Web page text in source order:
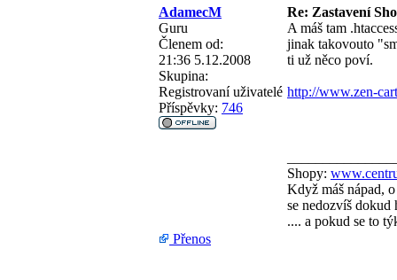
AdamecM
Re: Zastavení
Guru
Členem od:
21:36 5.12.2008
Skupina:
Registrovaní uživatelé
Příspěvky: 746
A máš tam
jinak takovouto
ti už něco poví.
http://www.zen-
Shopy:
Když máš nápad,
se nedozvíš dokud
.... a pokud se to
Přenos